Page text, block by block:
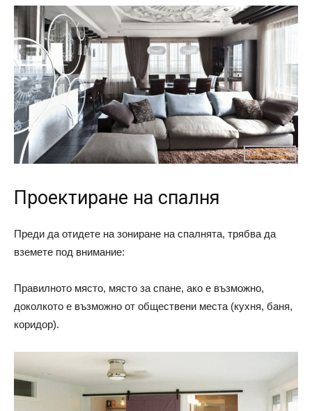
Проектиране на спалня
Преди да отидете на зониране на спалнята, трябва да
вземете под внимание:
Правилното място, място за спане, ако е възможно,
доколкото е възможно от обществени места (кухня, баня,
коридор).